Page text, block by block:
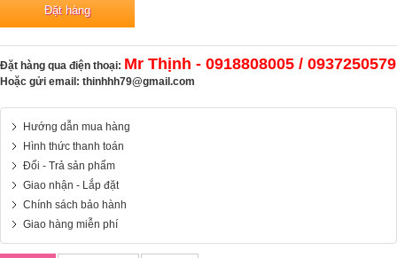
Đặt hàng qua điện thoại: Mr Thịnh - 0918808005 / 0937250579
Hoặc gửi email: thinhhh79@gmail.com
Hướng dẫn mua hàng
Hình thức thanh toán
Đổi - Trả sản phẩm
Giao nhận - Lắp đặt
Chính sách bảo hành
Giao hàng miễn phí